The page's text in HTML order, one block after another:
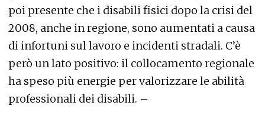
poi presente che i disabili fisici dopo la crisi del
2008, anche in regione, sono aumentati a causa
di infortuni sul lavoro e incidenti stradali. C’è
però un lato positivo: il collocamento regionale
ha speso più energie per valorizzare le abilità
professionali dei disabili. –